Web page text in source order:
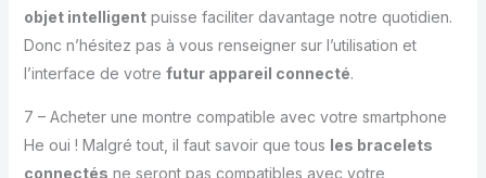
objet intelligentpuisse faciliter davantage notre quotidien.
Donc n’hésitez pas à vous renseigner sur l’utilisation et
l’interface de votre futur appareil connecté.
7 – Acheter une montre compatible avec votre smartphone
He oui ! Malgré tout, il faut savoir que tous les bracelets
connectés ne seront pas compatibles avec votre